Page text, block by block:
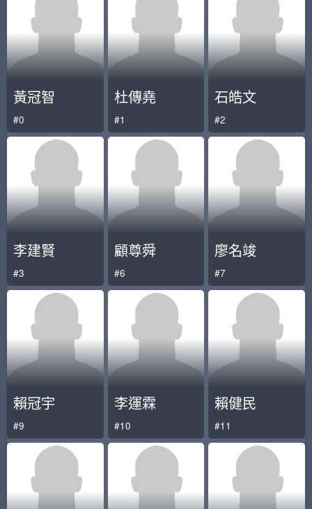
黃冠智
#0
杜傳堯
#1
石皓文
#2
李建賢
#3
顧尊舜
#6
廖名竣
#7
賴冠宇
#9
李運霖
#10
賴健民
#11